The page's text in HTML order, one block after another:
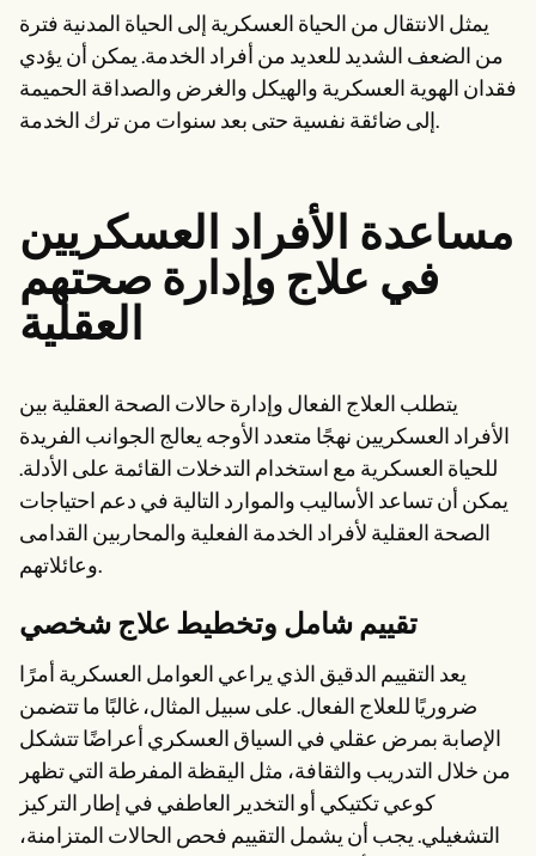
يمثل الانتقال من الحياة العسكرية إلى الحياة المدنية فترة
من الضعف الشديد للعديد من أفراد الخدمة. يمكن أن يؤدي
فقدان الهوية العسكرية والهيكل والغرض والصداقة الحميمة
إلى ضائقة نفسية حتى بعد سنوات من ترك الخدمة.
مساعدة الأفراد العسكريين
في علاج وإدارة صحتهم
العقلية
يتطلب العلاج الفعال وإدارة حالات الصحة العقلية بين
الأفراد العسكريين نهجًا متعدد الأوجه يعالج الجوانب الفريدة
للحياة العسكرية مع استخدام التدخلات القائمة على الأدلة.
يمكن أن تساعد الأساليب والموارد التالية في دعم احتياجات
الصحة العقلية لأفراد الخدمة الفعلية والمحاربين القدامى
وعائلاتهم.
تقييم شامل وتخطيط علاج شخصي
يعد التقييم الدقيق الذي يراعي العوامل العسكرية أمرًا
ضروريًا للعلاج الفعال. على سبيل المثال، غالبًا ما تتضمن
الإصابة بمرض عقلي في السياق العسكري أعراضًا تتشكل
من خلال التدريب والثقافة، مثل اليقظة المفرطة التي تظهر
كوعي تكتيكي أو التخدير العاطفي في إطار التركيز
التشغيلي. يجب أن يشمل التقييم فحص الحالات المتزامنة،